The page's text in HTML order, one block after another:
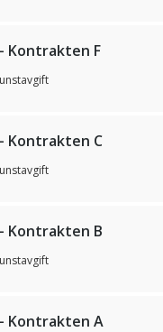
Kontrakten F
Kontrakten C
Kontrakten B
Kontrakten A